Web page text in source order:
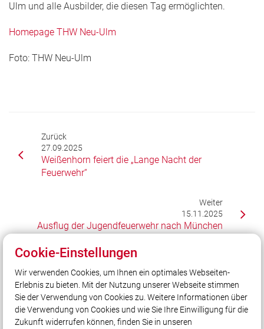
Ulm und alle Ausbilder, die diesen Tag ermöglichten.
Homepage THW Neu-Ulm
Foto: THW Neu-Ulm
Zurück
27.09.2025
Weißenhorn feiert die „Lange Nacht der
Feuerwehr“
Weiter
15.11.2025
Ausflug der Jugendfeuerwehr nach München
Unser Leitsatz
Gott zur Ehr - dem Nächsten zur Wehr!
Unsere Freizeit für Ihre Sicherheit!
Cookie-Einstellungen
Wir verwenden Cookies, um Ihnen ein optimales Webseiten-
Erlebnis zu bieten. Mit der Nutzung unserer Webseite stimmen
Sie der Verwendung von Cookies zu. Weitere Informationen über
die Verwendung von Cookies und wie Sie Ihre Einwilligung für die
Zukunft widerrufen können, finden Sie in unseren